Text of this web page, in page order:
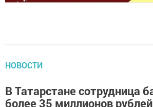
более 35 миллионов рублей